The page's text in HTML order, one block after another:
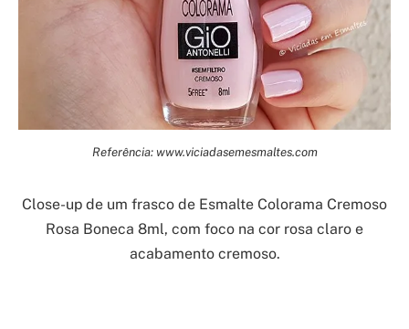
Referência: www.viciadasemesmaltes.com
Close-up de um frasco de Esmalte Colorama Cremoso
Rosa Boneca 8ml, com foco na cor rosa claro e
acabamento cremoso.